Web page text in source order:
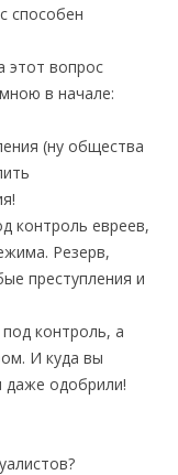
способен
этот вопрос
в начале:
(ну общества
контроль евреев,
Резерв,
преступления и
контроль, а
И куда вы
даже одобрили!